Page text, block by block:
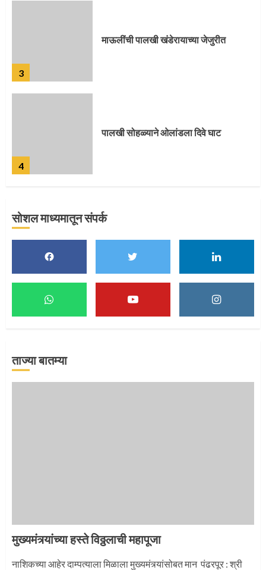
4
पालखी सोहळ्याने ओलांडला दिवे घाट
5
पुणेकरांकडून पालख्यांचे उत्साही स्वागत
मुख्यमंत्र्यांच्या हस्ते विठ्ठलाची महापूजा
माऊलींच्या पादुकांना नीरा स्नान
सोशल माध्यमातून संपर्क
ताज्या बातम्या
मुख्यमंत्र्यांच्या हस्ते विठ्ठलाची महापूजा
नाशिकच्या आहेर दाम्पत्याला मिळाला मुख्यमंत्र्यांसोबत मान पंढरपूर : श्री